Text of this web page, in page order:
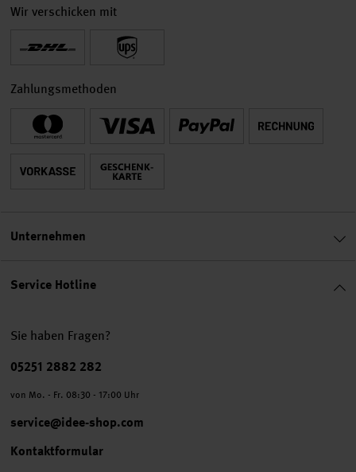
Service Hotline
Sie haben Fragen?
Telefonnummer
05251 2882 282
von Mo. - Fr. 08:30 - 17:00 Uhr
service@idee-shop.com
Kontaktformular
Wir verschicken mit
Zahlungsmethoden
Unternehmen